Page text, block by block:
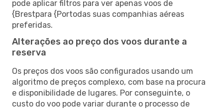
pode aplicar filtros para ver apenas voos de
{Brestpara {Portodas suas companhias aéreas
preferidas.
Alterações ao preço dos voos durante a
reserva
Os preços dos voos são configurados usando um
algoritmo de preços complexo, com base na procura
e disponibilidade de lugares. Por conseguinte, o
custo do voo pode variar durante o processo de